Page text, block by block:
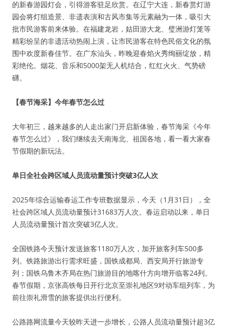
的新春游园灯会，引得游客驻足欣赏。在辽宁大连，新春赏灯游
园会将灯组造景、非遗表演和古风市集等元素融为一体，吸引大
批市民游客前来体验。在福建龙岩，姑田游大龙、璧洲游灯笼等
精彩纷呈的非遗活动热闹上演，让市民游客在特色民俗文化的氛
围中欢度新春佳节。在广东汕头，昨晚迎春焰火秀绚丽绽放，精
彩绝伦。烟花、音乐和5000架无人机结合，红红火火、气势磅
礴。
【春节海采】今年春节怎么过
大年初三，越来越多的人走出家门开启新体验，春节海采《今年
春节怎么过》，我们继续去天南海北、祖国各地，看一看大家春
节假期的新玩法。
单日全社会跨区域人员流动量预计突破3亿人次
2025年综合运输春运工作专班数据显示，今天（1月31日），全
社会跨区域人员流动量预计31683万人次。春运启动以来，单日
人员流动量预计首次突破3亿人次。
全国铁路今天预计发送旅客1180万人次，加开旅客列车500多
列。铁路旅游出行需求旺盛，国铁成都局、西安局开行旅游专
列；国铁乌鲁木齐局在热门旅游目的地喀什方向增开临客24列。
春节假期，京张高铁每日开行北京至崇礼地区9对动车组列车，为
前往崇礼滑雪的旅客提供出行便利。
公路路网流量今天较昨天进一步增长，公路人员流动量预计超3亿